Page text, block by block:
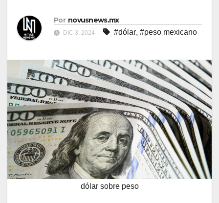
Por novusnews.mx
DIC 3, 2024 #dólar, #peso mexicano
dólar sobre peso